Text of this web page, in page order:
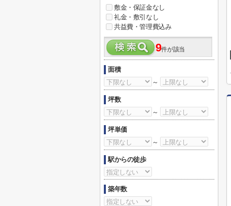
敷金・保証金なし
礼金・敷引なし
共益費・管理費込み
9件が該当
面積
～
坪数
～
坪単価
～
駅からの徒歩
築年数